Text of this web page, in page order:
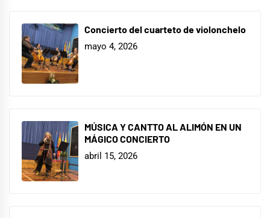
Concierto del cuarteto de violonchelo
mayo 4, 2026
MÚSICA Y CANTTO AL ALIMÓN EN UN
MÁGICO CONCIERTO
abril 15, 2026